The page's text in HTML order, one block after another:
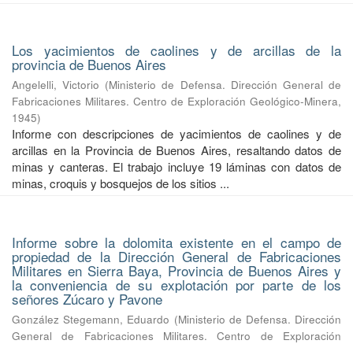
Los yacimientos de caolines y de arcillas de la
provincia de Buenos Aires
Angelelli, Victorio (Ministerio de Defensa. Dirección General de
Fabricaciones Militares. Centro de Exploración Geológico-Minera,
1945)
Informe con descripciones de yacimientos de caolines y de
arcillas en la Provincia de Buenos Aires, resaltando datos de
minas y canteras. El trabajo incluye 19 láminas con datos de
minas, croquis y bosquejos de los sitios ...
Informe sobre la dolomita existente en el campo de
propiedad de la Dirección General de Fabricaciones
Militares en Sierra Baya, Provincia de Buenos Aires y
la conveniencia de su explotación por parte de los
señores Zúcaro y Pavone
González Stegemann, Eduardo (Ministerio de Defensa. Dirección
General de Fabricaciones Militares. Centro de Exploración